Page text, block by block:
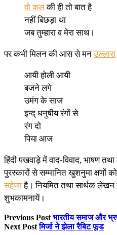
वो कलकी ही तो बात है
नहीं बिछड़ा था
जब तुम्हारा व मेरा साथ।
पर कभी मिलन की आस से मनउल्लास
आयी होली आयी
बजने लगे
उमंग के साज
इन्द् धनुषीय रंगों से
रंग दो
पिया आज
हिंदी पखवाड़े में वाद-विवाद, भाषण
पुरस्कारों से सम्मानित खुशनुमा क्षणों
सहेजाहै। नियमित तथा सार्थक लेखन
शुभकामनायें।
Previous Post भारतीय समाज और
Next Post मिर्जा ने झेला रैबिट फूड